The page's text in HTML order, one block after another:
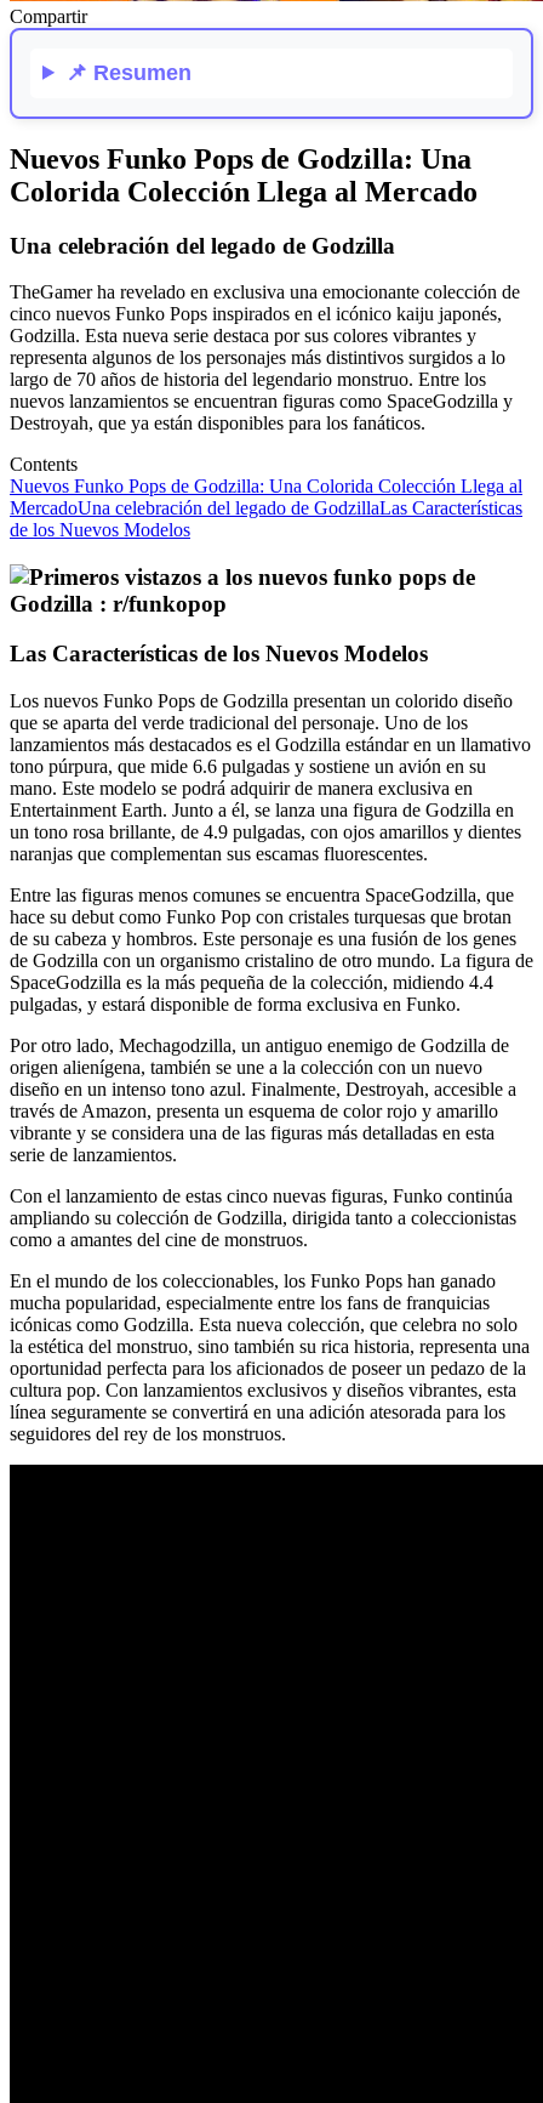
Compartir
📌 Resumen
Nuevos Funko Pops de Godzilla: Una
Colorida Colección Llega al Mercado
Una celebración del legado de Godzilla
TheGamer ha revelado en exclusiva una emocionante colección de
cinco nuevos Funko Pops inspirados en el icónico kaiju japonés,
Godzilla. Esta nueva serie destaca por sus colores vibrantes y
representa algunos de los personajes más distintivos surgidos a lo
largo de 70 años de historia del legendario monstruo. Entre los
nuevos lanzamientos se encuentran figuras como SpaceGodzilla y
Destroyah, que ya están disponibles para los fanáticos.
Contents
Nuevos Funko Pops de Godzilla: Una Colorida Colección Llega al
MercadoUna celebración del legado de GodzillaLas Características
de los Nuevos Modelos
Las Características de los Nuevos Modelos
Los nuevos Funko Pops de Godzilla presentan un colorido diseño
que se aparta del verde tradicional del personaje. Uno de los
lanzamientos más destacados es el Godzilla estándar en un llamativo
tono púrpura, que mide 6.6 pulgadas y sostiene un avión en su
mano. Este modelo se podrá adquirir de manera exclusiva en
Entertainment Earth. Junto a él, se lanza una figura de Godzilla en
un tono rosa brillante, de 4.9 pulgadas, con ojos amarillos y dientes
naranjas que complementan sus escamas fluorescentes.
Entre las figuras menos comunes se encuentra SpaceGodzilla, que
hace su debut como Funko Pop con cristales turquesas que brotan
de su cabeza y hombros. Este personaje es una fusión de los genes
de Godzilla con un organismo cristalino de otro mundo. La figura de
SpaceGodzilla es la más pequeña de la colección, midiendo 4.4
pulgadas, y estará disponible de forma exclusiva en Funko.
Por otro lado, Mechagodzilla, un antiguo enemigo de Godzilla de
origen alienígena, también se une a la colección con un nuevo
diseño en un intenso tono azul. Finalmente, Destroyah, accesible a
través de Amazon, presenta un esquema de color rojo y amarillo
vibrante y se considera una de las figuras más detalladas en esta
serie de lanzamientos.
Con el lanzamiento de estas cinco nuevas figuras, Funko continúa
ampliando su colección de Godzilla, dirigida tanto a coleccionistas
como a amantes del cine de monstruos.
En el mundo de los coleccionables, los Funko Pops han ganado
mucha popularidad, especialmente entre los fans de franquicias
icónicas como Godzilla. Esta nueva colección, que celebra no solo
la estética del monstruo, sino también su rica historia, representa una
oportunidad perfecta para los aficionados de poseer un pedazo de la
cultura pop. Con lanzamientos exclusivos y diseños vibrantes, esta
línea seguramente se convertirá en una adición atesorada para los
seguidores del rey de los monstruos.